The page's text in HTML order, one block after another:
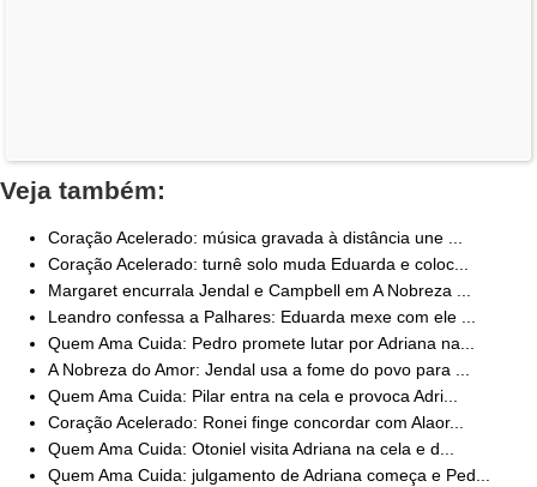
Veja também:
Coração Acelerado: música gravada à distância une ...
Coração Acelerado: turnê solo muda Eduarda e coloc...
Margaret encurrala Jendal e Campbell em A Nobreza ...
Leandro confessa a Palhares: Eduarda mexe com ele ...
Quem Ama Cuida: Pedro promete lutar por Adriana na...
A Nobreza do Amor: Jendal usa a fome do povo para ...
Quem Ama Cuida: Pilar entra na cela e provoca Adri...
Coração Acelerado: Ronei finge concordar com Alaor...
Quem Ama Cuida: Otoniel visita Adriana na cela e d...
Quem Ama Cuida: julgamento de Adriana começa e Ped...